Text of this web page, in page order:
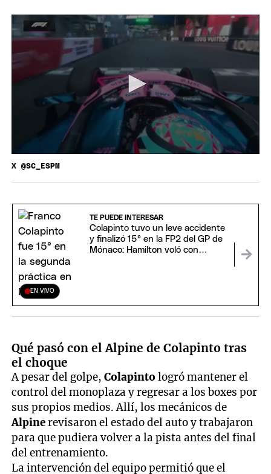
X @SC_ESPN
EN VIVO
TE PUEDE INTERESAR
Colapinto tuvo un leve accidente
y finalizó 15° en la FP2 del GP de
Mónaco: Hamilton voló con
Qué pasó con el Alpine de Colapinto tras
el choque
A pesar del golpe,Colapintologró mantener el
control del monoplaza y regresar a los boxes por
sus propios medios. Allí, los mecánicos de
Alpinerevisaron el estado del auto y trabajaron
para que pudiera volver a la pista antes del final
del entrenamiento.
La intervención del equipo permitió que el